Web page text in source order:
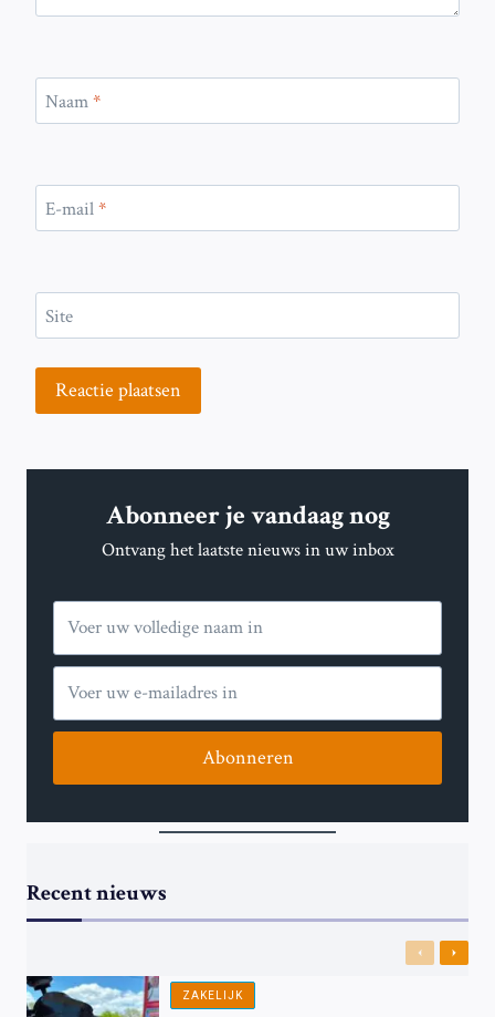
Naam*
E-mail*
Site
Abonneer je vandaag nog
Ontvang het laatste nieuws in uw inbox
Abonneren
Recent nieuws
Previous
Next
ZAKELIJK